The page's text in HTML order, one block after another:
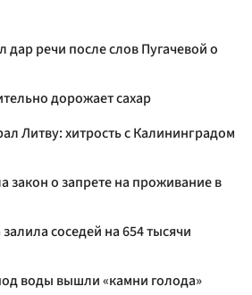
дар речи после слов Пугачевой о
дорожает сахар
Литву: хитрость с Калининградом
закон о запрете на проживание в
соседей на 654 тысячи
воды вышли «камни голода»